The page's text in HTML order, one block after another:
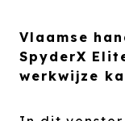
Vlaamse
SpyderX
werkwijze